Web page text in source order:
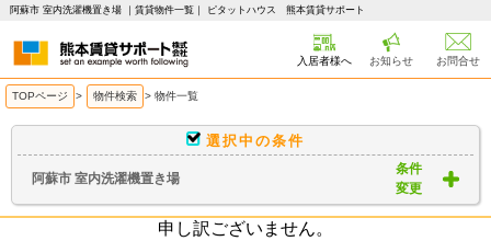
阿蘇市 室内洗濯機置き場 ｜賃貸物件一覧｜ ピタットハウス 熊本賃貸サポート
入居者様へ お知らせ お問合せ
TOPページ > 物件検索 > 物件一覧
選択中の条件
阿蘇市 室内洗濯機置き場
条件
変更
申し訳ございません。